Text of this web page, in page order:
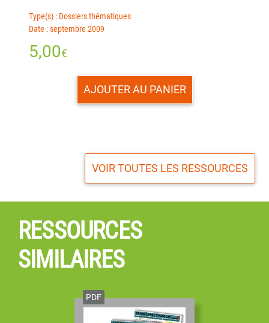
Type(s) : Dossiers thématiques
Date : septembre 2009
5,00€
AJOUTER AU PANIER
VOIR TOUTES LES RESSOURCES
RESSOURCES
SIMILAIRES
PDF